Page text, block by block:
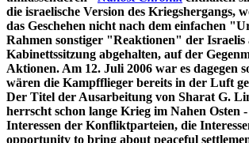
die israelische Version des Kriegshergangs,
das Geschehen nicht nach dem einfachen
Rahmen sonstiger "Reaktionen" der
Kabinettssitzung abgehalten, auf der
Aktionen. Am 12. Juli 2006 war es dagegen
wären die Kampfflieger bereits in der Luft
Der Titel der Ausarbeitung von Sharat G.
herrscht schon lange Krieg im Nahen Osten
Interessen der Konfliktparteien, die
opportunity to bring about peaceful